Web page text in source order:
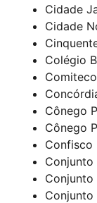
Cidade
Cidade
Colégio
Comiteco
Cônego
Cônego
Confisco
Conjunto
Conjunto
Conjunto